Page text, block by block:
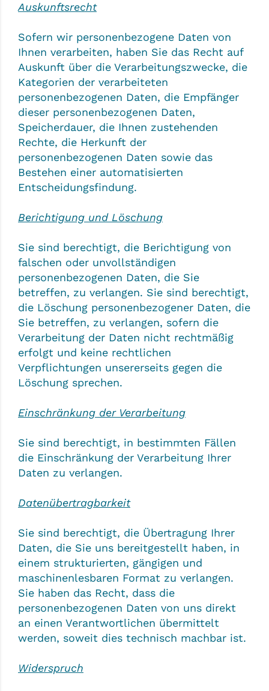
Auskunftsrecht
Sofern wir personenbezogene Daten von
Ihnen verarbeiten, haben Sie das Recht auf
Auskunft über die Verarbeitungszwecke, die
Kategorien der verarbeiteten
personenbezogenen Daten, die Empfänger
dieser personenbezogenen Daten,
Speicherdauer, die Ihnen zustehenden
Rechte, die Herkunft der
personenbezogenen Daten sowie das
Bestehen einer automatisierten
Entscheidungsfindung.
Berichtigung und Löschung
Sie sind berechtigt, die Berichtigung von
falschen oder unvollständigen
personenbezogenen Daten, die Sie
betreffen, zu verlangen. Sie sind berechtigt,
die Löschung personenbezogener Daten, die
Sie betreffen, zu verlangen, sofern die
Verarbeitung der Daten nicht rechtmäßig
erfolgt und keine rechtlichen
Verpflichtungen unsererseits gegen die
Löschung sprechen.
Einschränkung der Verarbeitung
Sie sind berechtigt, in bestimmten Fällen
die Einschränkung der Verarbeitung Ihrer
Daten zu verlangen.
Datenübertragbarkeit
Sie sind berechtigt, die Übertragung Ihrer
Daten, die Sie uns bereitgestellt haben, in
einem strukturierten, gängigen und
maschinenlesbaren Format zu verlangen.
Sie haben das Recht, dass die
personenbezogenen Daten von uns direkt
an einen Verantwortlichen übermittelt
werden, soweit dies technisch machbar ist.
Widerspruch